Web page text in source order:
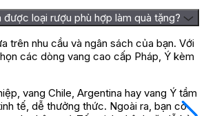
loại rượu phù hợp làm quà tặng?
trên nhu cầu và ngân sách của bạn. Với
các dòng vang cao cấp Pháp, Ý kèm
vang Chile, Argentina hay vang Ý tầm
tế, dễ thưởng thức. Ngoài ra, bạn có